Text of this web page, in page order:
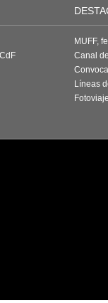
MUFF,
Canal
Líneas